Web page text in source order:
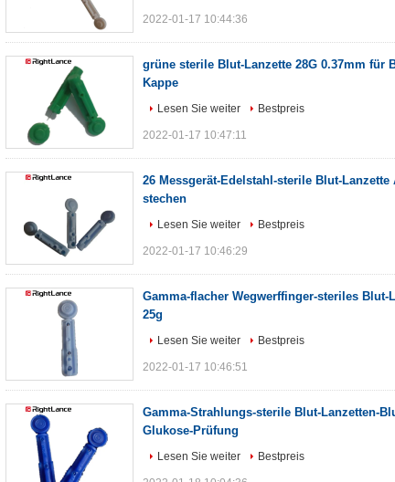
2022-01-17 10:44:36
grüne sterile Blut-Lanzette 28G 0.37mm für
Kappe
Lesen Sie weiter Bestpreis
2022-01-17 10:47:11
26 Messgerät-Edelstahl-sterile Blut-
stechen
Lesen Sie weiter Bestpreis
2022-01-17 10:46:29
Gamma-flacher Wegwerffinger-steriles Blut-
25g
Lesen Sie weiter Bestpreis
2022-01-17 10:46:51
Gamma-Strahlungs-sterile Blut-Lanzetten-
Glukose-Prüfung
Lesen Sie weiter Bestpreis